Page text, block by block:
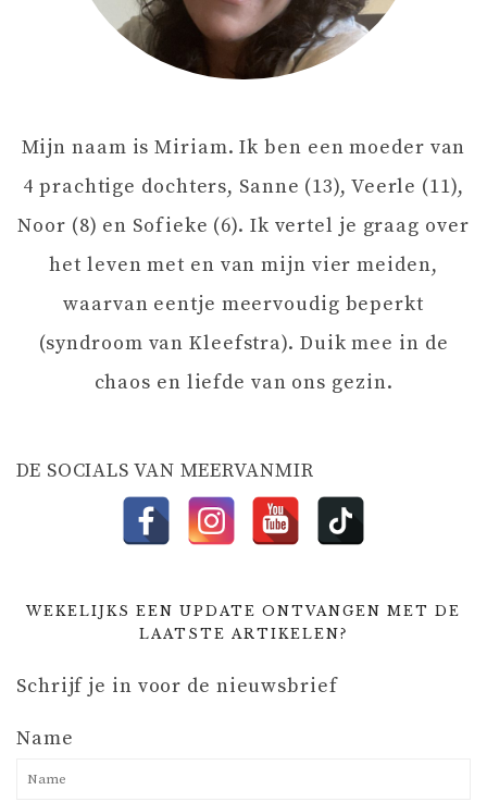
I
G
T
E
Mijn naam is Miriam. Ik ben een moeder van
4 prachtige dochters, Sanne (13), Veerle (11),
Noor (8) en Sofieke (6). Ik vertel je graag over
het leven met en van mijn vier meiden,
waarvan eentje meervoudig beperkt
(syndroom van Kleefstra). Duik mee in de
chaos en liefde van ons gezin.
DE SOCIALS VAN MEERVANMIR
WEKELIJKS EEN UPDATE ONTVANGEN MET DE
LAATSTE ARTIKELEN?
Schrijf je in voor de nieuwsbrief
Name